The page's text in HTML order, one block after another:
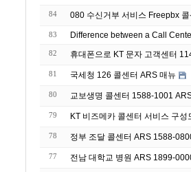
84 080 수신거부 서비스 Freepbx
83 Difference between a Call
82 휴대폰으로 KT 문자 고객센터
81 국세청 126 콜센터 ARS 매뉴
80 교보생명 콜센터 1588-1001
79 KT 비즈메카 콜센터 서비스 구성
78 정부 조달 콜센터 ARS 1588-
77 전남 대학교 병원 ARS 1899-